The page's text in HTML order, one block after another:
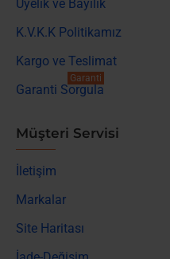
Üyelik ve Bayilik
K.V.K.K Politikamız
Kargo ve Teslimat
Garanti Sorgula
Garanti
Müşteri Servisi
İletişim
Markalar
Site Haritası